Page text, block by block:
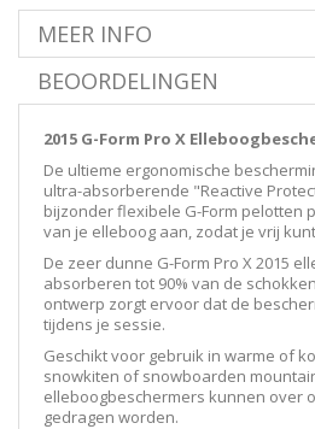
MEER INFO
BEOORDELINGEN
2015 G-Form Pro X
De ultieme ergonomische
ultra-absorberende "Reactive
bijzonder flexibele G-Form pelotten
van je elleboog aan, zodat je vrij
De zeer dunne G-Form Pro X 2015
absorberen tot 90% van de
ontwerp zorgt ervoor dat de
tijdens je sessie.
Geschikt voor gebruik in warme of
snowkiten of snowboarden
elleboogbeschermers kunnen over
gedragen worden.